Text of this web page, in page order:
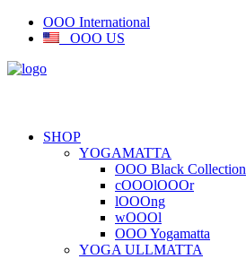
OOO International
OOO US
SHOP
YOGAMATTA
OOO Black Collection
cOOOlOOOr
lOOOng
wOOOl
OOO Yogamatta
YOGA ULLMATTA